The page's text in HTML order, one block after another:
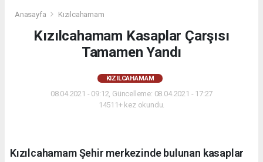
Anasayfa Kızılcahamam
Kızılcahamam Kasaplar Çarşısı
Tamamen Yandı
KIZILCAHAMAM
08.04.2021 - 09:12, Güncelleme: 08.04.2021 - 17:27
14511+ kez okundu.
Kızılcahamam Şehir merkezinde bulunan kasaplar